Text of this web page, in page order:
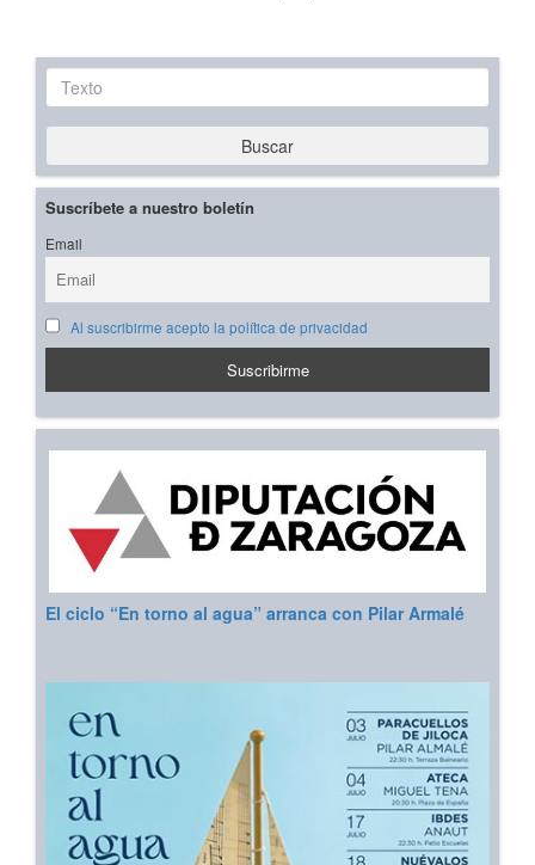
Texto
Buscar
Suscríbete a nuestro boletín
Email
Al suscribirme acepto la política de privacidad
El ciclo “En torno al agua” arranca con Pilar Armalé